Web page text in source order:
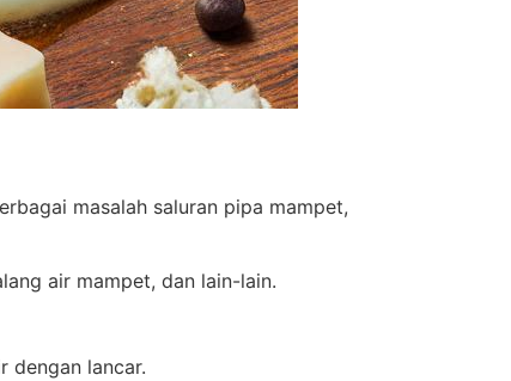
masalah saluran pipa mampet,
air mampet, dan lain-lain.
dengan lancar.